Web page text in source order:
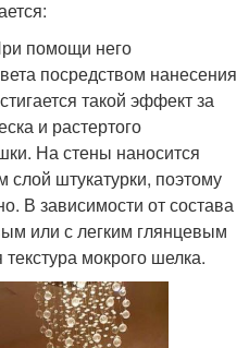
помощи него
посредством нанесения
такой эффект за
и растертого
На стены наносится
штукатурки, поэтому
В зависимости от состава
или с легким глянцевым
мокрого шелка.